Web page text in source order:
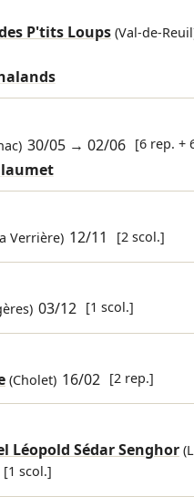
P'tits Loups(Val-de-
30/05 →02/06 [6 rep. +
Verrière) 12/11 [2 scol.]
03/12 [1 scol.]
(Cholet) 16/02 [2 rep.]
Léopold Sédar Senghor
[1 scol.]